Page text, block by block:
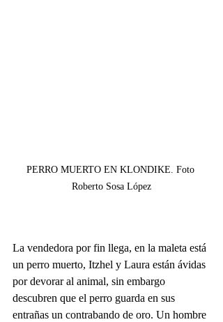
PERRO MUERTO EN KLONDIKE. Foto
Roberto Sosa López
La vendedora por fin llega, en la maleta está
un perro muerto, Itzhel y Laura están ávidas
por devorar al animal, sin embargo
descubren que el perro guarda en sus
entrañas un contrabando de oro. Un hombre